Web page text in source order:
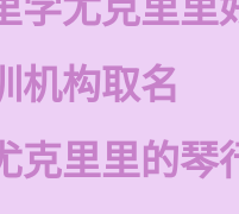
学尤克里里
机构取名
克里里的琴